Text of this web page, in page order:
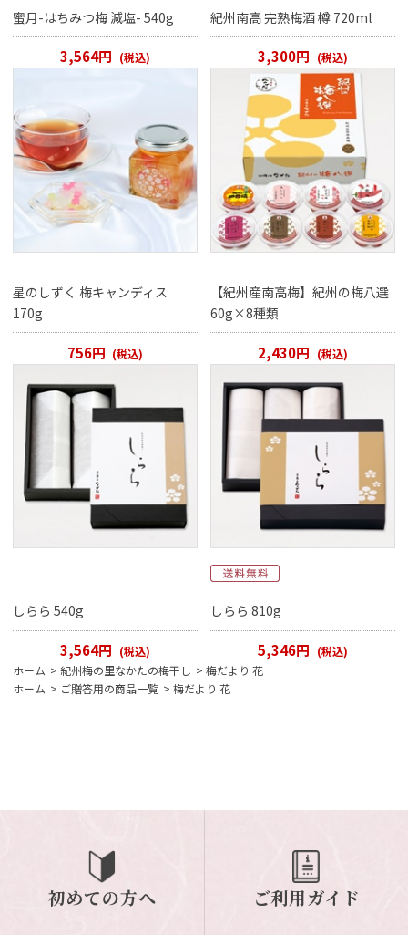
蜜月-はちみつ梅 減塩- 540g
3,564円 (税込)
紀州南高 完熟梅酒 樽 720ml
3,300円 (税込)
星のしずく 梅キャンディス
170g
756円 (税込)
【紀州産南高梅】紀州の梅八選
60g×8種類
2,430円 (税込)
しらら 540g
3,564円 (税込)
しらら 810g
5,346円 (税込)
ホーム > 紀州梅の里なかたの梅干し > 梅だより 花
ホーム > ご贈答用の商品一覧 > 梅だより 花
初めての方へ ご利用ガイド